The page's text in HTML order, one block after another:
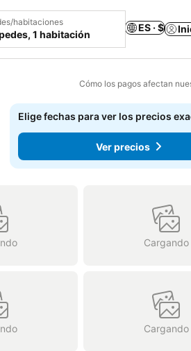
habitaciones
1 habitación
ES · $
Cómo los pagos afectan
a favoritos
Elige fechas para ver los precios
Ver precios
Cargando
Cargando